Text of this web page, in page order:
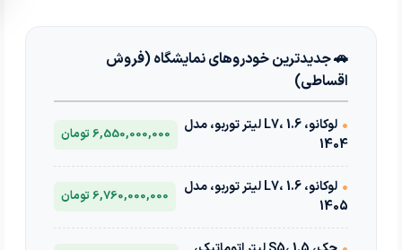
🚗 جدیدترین خودروهای نمایشگاه (فروش
اقساطی)
•
لوکانو، L7، 1.6 لیتر توربو، مدل
1404
6,550,000,000 تومان
•
لوکانو، L7، 1.6 لیتر توربو، مدل
1405
6,760,000,000 تومان